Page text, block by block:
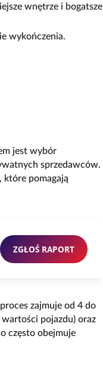
wnętrze i bogatsze
wykończenia.
jest wybór
sprzedawców.
które pomagają
ZGŁOŚ RAPORT
zajmuje od 4 do
pojazdu) oraz
często obejmuje